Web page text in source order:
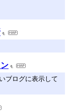
ブログに表示して